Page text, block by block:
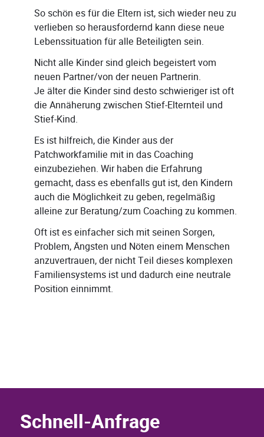
So schön es für die Eltern ist, sich wieder neu zu
verlieben so herausfordernd kann diese neue
Lebenssituation für alle Beteiligten sein.
Nicht alle Kinder sind gleich begeistert vom
neuen Partner/von der neuen Partnerin.
Je älter die Kinder sind desto schwieriger ist oft
die Annäherung zwischen Stief-Elternteil und
Stief-Kind.
Es ist hilfreich, die Kinder aus der
Patchworkfamilie mit in das Coaching
einzubeziehen. Wir haben die Erfahrung
gemacht, dass es ebenfalls gut ist, den Kindern
auch die Möglichkeit zu geben, regelmäßig
alleine zur Beratung/zum Coaching zu kommen.
Oft ist es einfacher sich mit seinen Sorgen,
Problem, Ängsten und Nöten einem Menschen
anzuvertrauen, der nicht Teil dieses komplexen
Familiensystems ist und dadurch eine neutrale
Position einnimmt.
Schnell-Anfrage